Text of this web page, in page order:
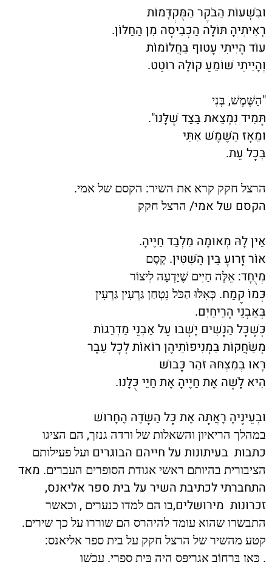
וּבִשְׁעוֹת הַבֹּקֶר הַמֻּקְדָּמוֹת
רְאִיתִיהָ תּוֹלָה הַכְּבִיסָה מִן הַחַלּוֹן.
עוֹד הָיִיתִי עָטוּף בַּחֲלוֹמוֹת
וְהָיִיתִי שׁוֹמֵעַ קוֹלָהּ רוֹטֵט.
"הַשֶּׁמֶשׁ, בְּנִי
תָּמִיד נִמְצֵאת בַּצַּד שֶׁלָּנוּ".
וּמֵאָז הַשֶּׁמֶשׁ אִתִּי
בְּכָל עֵת.
הרצל חקק קרא את השיר: הקסם של אמי.
הקסם של אמי/ הרצל חקק
אֵין לָהּ מְאוּמָה מִלְבַד חַיֶּיהָ.
אוֹר זָרוּעָ בֵּין הַשִּׁטִּין. קֶסֶם
מְיֻחָד: אֵלֶּה חַיִּים שֶׁיָּדְעָה לִיצוֹר
כְּמוֹ קֶמַח. כְּאִלּוּ הַכֹּל נִטְחַן גַּרְעִין גַּרְעִין
בְּאַבְנֵי הָרֵיחַיִם.
כְּשֶׁכָּל הַנָּשִׁים יָשְׁבוּ עַל אַבְנֵי מַדְרֵגוֹת
מְשַׂחֲקוֹת בִּמְנִיפוֹתֵיהֶן רוֹאוֹת לְכָל עֵבֶר
רָאוּ בְּמִצְחּהּ זֹהַר כָּבוּשׁ
הִיא לָשָׁה אֶת חַיֶּיהָ אֶת חַיֵּי כֻּלָּנוּ.
וּבְעֵינֶיהָ רָאֲתָה אֶת כָּל הַשָּׂדֶה הֶחָרוּשׁ
במהלך הריאיון והשאלות של ורדה גנזך, הם הציגו
כתבות בעיתונות על חייהם הבוגרים ועל פעילותם
הציבורית בהיותם ראשי אגודת הסופרים העברים. מאד
התחברתי לכתיבת השיר על בית ספר אליאנס,
זכרונות מירושלים,בו הם למדו כנערים , וכאשר
התבשרו שהוא עומד להיהרס הם שוררו על כך שירים.
קטע מהשיר של הרצל חקק על בית ספר אליאנס:
. כָּאן בִּרְחוֹב אַגְרִיפָּס הָיָה בֵּית סִפְרִי. עַכְשָׁו